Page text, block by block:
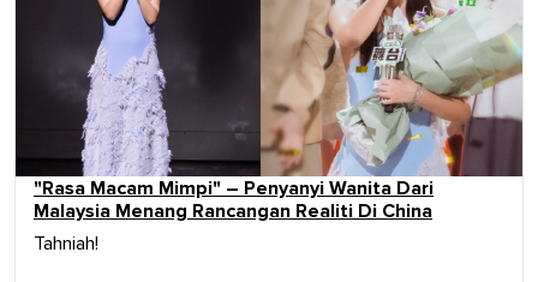
"Rasa Macam Mimpi" – Penyanyi Wanita Dari
Malaysia Menang Rancangan Realiti Di China
Tahniah!